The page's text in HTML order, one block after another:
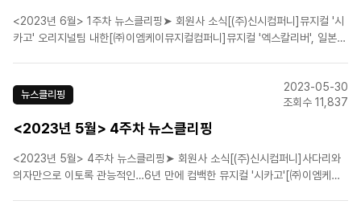
<2023년 6월> 1주차 뉴스클리핑➤ 회원사 소식[(주)신시컴퍼니]뮤지컬 '시
카고' 오리지널팀 내한[㈜이엠케이뮤지컬컴퍼니]뮤지컬 '엑스칼리버', 일본
차 티켓 오픈[(주)피엠씨프러덕션]원조 ..
뉴스클리핑
2023-05-30
조회수 11,837
<2023년 5월> 4주차 뉴스클리핑
<2023년 5월> 4주차 뉴스클리핑➤ 회원사 소식[(주)신시컴퍼니]사다리와
의자만으로 이토록 관능적인…6년 만에 컴백한 뮤지컬 '시카고'[㈜이엠케이